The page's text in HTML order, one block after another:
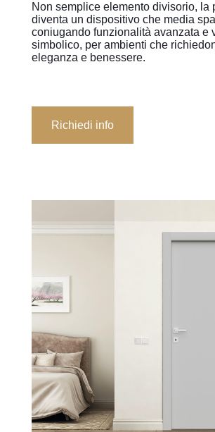
Non semplice elemento divisorio, la
diventa un dispositivo che media
coniugando funzionalità avanzata e
simbolico, per ambienti che
eleganza e benessere.
Richiedi info